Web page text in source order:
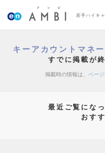
若手ハイキ
キーアカウントマネ
すでに掲載が
掲載時の情報は、 ペー
最近ご覧にな
おす